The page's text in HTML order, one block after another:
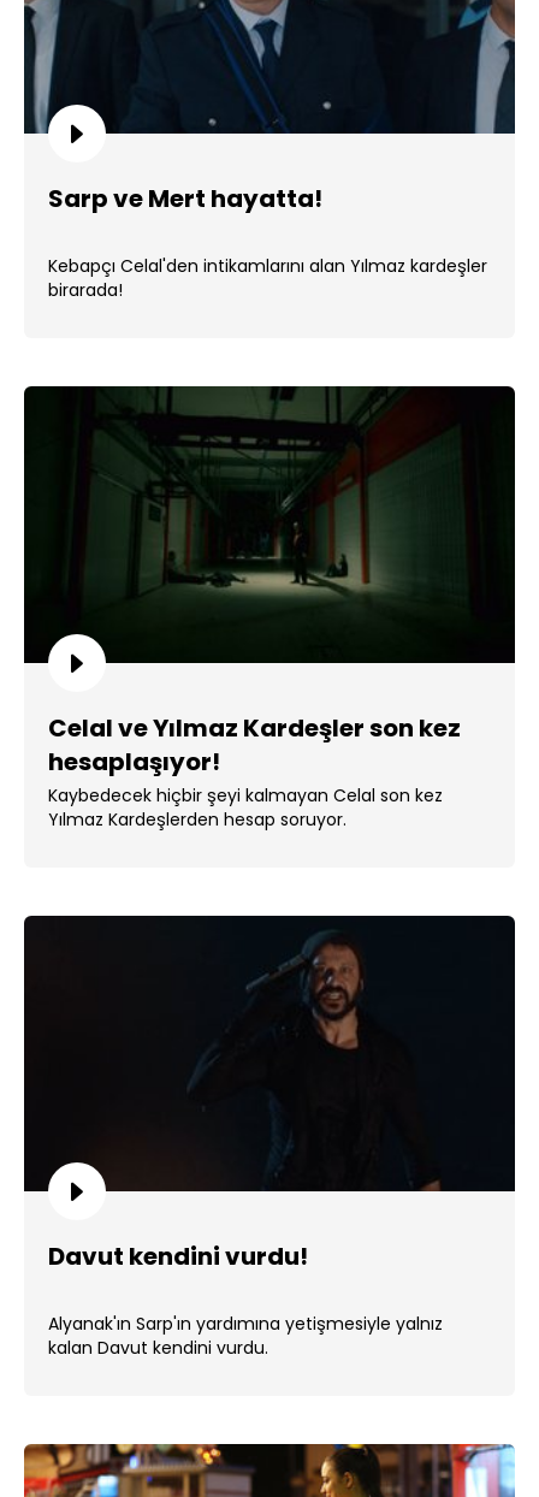
Sarp ve Mert hayatta!
Kebapçı Celal'den intikamlarını alan Yılmaz kardeşler
birarada!
Celal ve Yılmaz Kardeşler son kez
hesaplaşıyor!
Kaybedecek hiçbir şeyi kalmayan Celal son kez
Yılmaz Kardeşlerden hesap soruyor.
Davut kendini vurdu!
Alyanak'ın Sarp'ın yardımına yetişmesiyle yalnız
kalan Davut kendini vurdu.